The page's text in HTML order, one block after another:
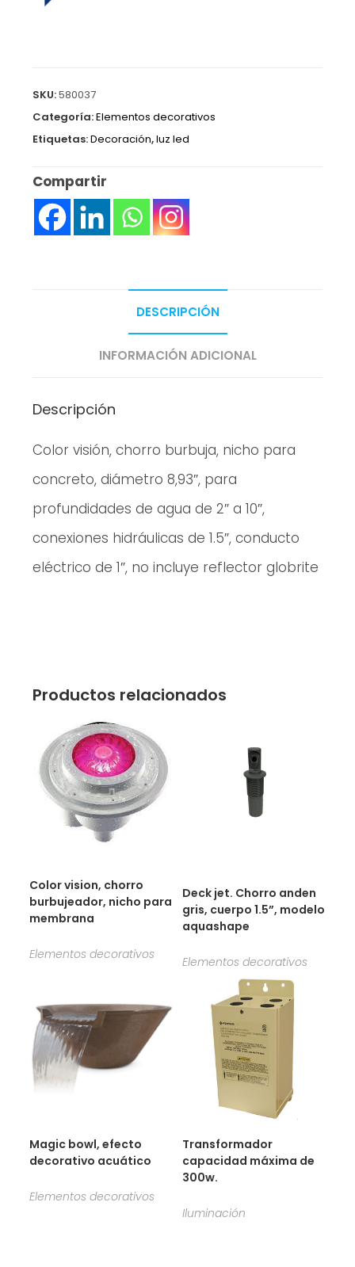
SKU:580037
Categoría:Elementos decorativos
Etiquetas:Decoración,luz led
Compartir
DESCRIPCIÓN
INFORMACIÓN ADICIONAL
Descripción
Color visión, chorro burbuja, nicho para
concreto, diámetro 8,93″, para
profundidades de agua de 2″ a 10″,
conexiones hidráulicas de 1.5″, conducto
eléctrico de 1″, no incluye reflector globrite
Productos relacionados
Color vision, chorro
burbujeador, nicho para
membrana
Elementos decorativos
Deck jet. Chorro anden
gris, cuerpo 1.5”, modelo
aquashape
Elementos decorativos
Magic bowl, efecto
decorativo acuático
Elementos decorativos
Transformador
capacidad máxima de
300w.
Iluminación